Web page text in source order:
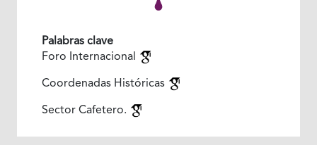
Palabras clave
Foro Internacional
Coordenadas Históricas
Sector Cafetero.